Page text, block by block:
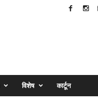
विशेष कार्टून